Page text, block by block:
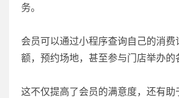
务。
会员可以通过小程序查询自己的消费
额，预约场地，甚至参与门店举办的
这不仅提高了会员的满意度，还有助